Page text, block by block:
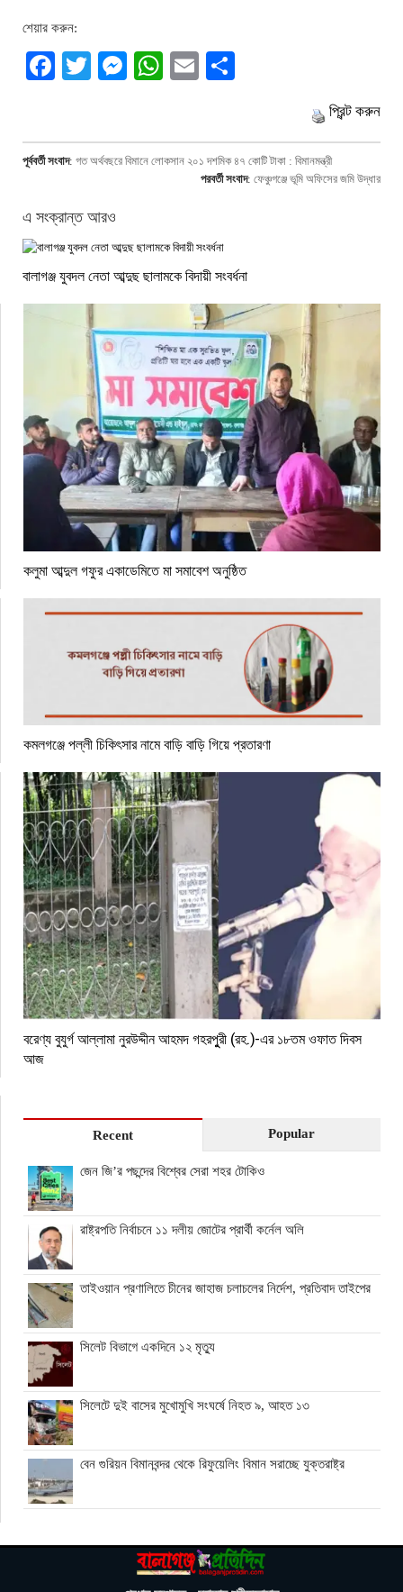
শেয়ার করুন:
Facebook
TwitterMessenger
WhatsApp
Email
প্রিন্ট করুন
পূর্ববর্তী সংবাদ: গত অর্থবছরে বিমানে লোকসান ২০১ দশমিক ৪৭ কোটি টাকা : বিমানমন্ত্রী
পরবর্তী সংবাদ: ফেঞ্চুগঞ্জে ভূমি অফিসের জমি উদ্ধার
এ সংক্রান্ত আরও
বালাগঞ্জ যুবদল নেতা আব্দুছ ছালামকে বিদায়ী সংবর্ধনা
কলুমা আব্দুল গফুর একাডেমিতে মা সমাবেশ অনুষ্ঠিত
কমলগঞ্জে পল্লী চিকিৎসার নামে বাড়ি বাড়ি গিয়ে প্রতারণা
বরেণ্য বুযুর্গ আল্লামা নুরউদ্দীন আহমদ গহরপুুরী (রহ.)-এর ১৮তম ওফাত দিবস
আজ
Recent Popular
জেন জি’র পছন্দের বিশ্বের সেরা শহর টোকিও
রাষ্ট্রপতি নির্বাচনে ১১ দলীয় জোটের প্রার্থী কর্নেল অলি
তাইওয়ান প্রণালিতে চীনের জাহাজ চলাচলের নির্দেশ, প্রতিবাদ তাইপের
সিলেট বিভাগে একদিনে ১২ মৃত্যু
সিলেটে দুই বাসের মুখোমুখি সংঘর্ষে নিহত ৯, আহত ১৩
বেন গুরিয়ন বিমানবন্দর থেকে রিফুয়েলিং বিমান সরাচ্ছে যুক্তরাষ্ট্র